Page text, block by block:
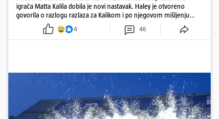
igrača Matta Kalila dobila je novi nastavak. Haley je otvoreno
govorila o razlogu razlaza za Kalikom i po njegovom mišljenju
prešla granicu dobrog ukusa
4 46